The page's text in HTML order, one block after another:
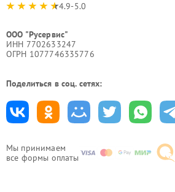
Мы принимаем
все формы оплаты
4.9-5.0
ООО "Русервис"
ИНН 7702633247
ОГРН 1077746335776
Поделиться в соц. сетях: